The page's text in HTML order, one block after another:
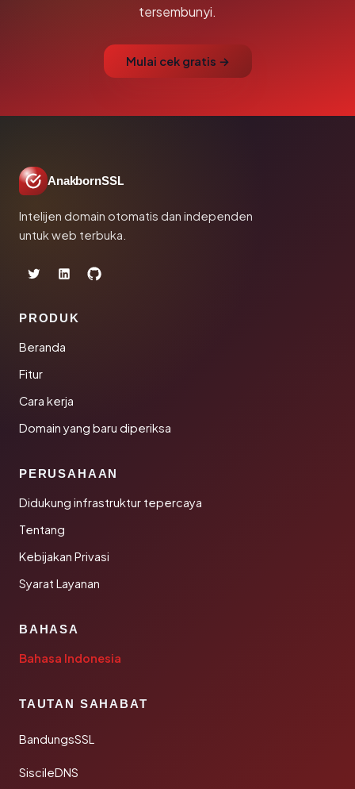
tersembunyi.
Mulai cek gratis →
AnakbornSSL
Intelijen domain otomatis dan independen
untuk web terbuka.
PRODUK
Beranda
Fitur
Cara kerja
Domain yang baru diperiksa
PERUSAHAAN
Didukung infrastruktur tepercaya
Tentang
Kebijakan Privasi
Syarat Layanan
BAHASA
Bahasa Indonesia
TAUTAN SAHABAT
BandungsSSL
SiscileDNS